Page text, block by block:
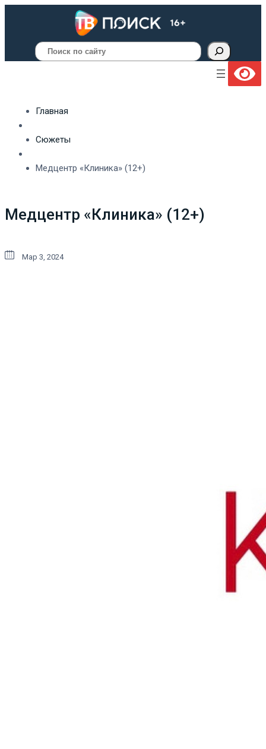
Поиск
Главная
Сюжеты
Медцентр «Клиника» (12+)
Медцентр «Клиника» (12+)
Мар 3, 2024